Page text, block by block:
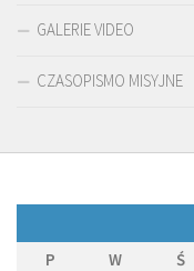
GALERIE VIDEO
CZASOPISMO MISYJNE
P
W Ś